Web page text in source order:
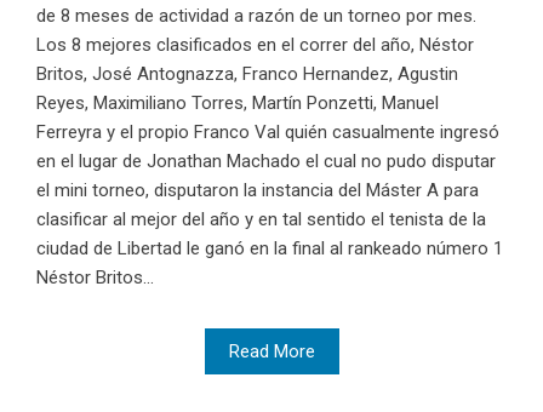
de 8 meses de actividad a razón de un torneo por mes.
Los 8 mejores clasificados en el correr del año, Néstor
Britos, José Antognazza, Franco Hernandez, Agustin
Reyes, Maximiliano Torres, Martín Ponzetti, Manuel
Ferreyra y el propio Franco Val quién casualmente ingresó
en el lugar de Jonathan Machado el cual no pudo disputar
el mini torneo, disputaron la instancia del Máster A para
clasificar al mejor del año y en tal sentido el tenista de la
ciudad de Libertad le ganó en la final al rankeado número 1
Néstor Britos...
Read More